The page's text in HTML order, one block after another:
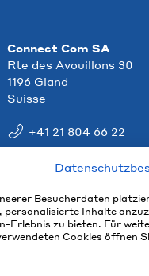
Connect Com SA
Rte des Avouillons 30
1196 Gland
Suisse
+41 21 804 66 22
info@ccm.ch
Besucherdaten
personalisierte Inhalte
Erlebnis zu bieten. Für
Cookies öffnen